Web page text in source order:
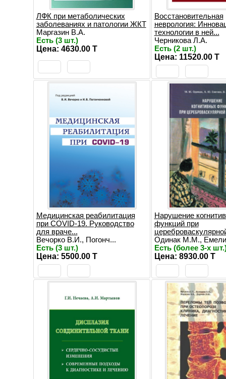
ЛФК при метаболических
заболеваниях и патологии ЖКТ
Маргазин В.А.
Есть (3 шт.)
Цена: 4630.00 T
Восстановительная
неврология:
технологии в ней...
Черникова Л.А.
Есть (2 шт.)
Цена: 11520.00 T
Медицинская реабилитация
при COVID-19. Руководство
для враче...
Вечорко В.И., Погонч...
Есть (3 шт.)
Цена: 5500.00 T
Нарушение
функций при
Одинак М.М.,
Есть (более 3-х
Цена: 8930.00 T